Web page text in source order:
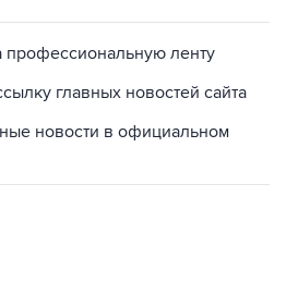
профессиональную ленту
главных новостей сайта
новости в официальном